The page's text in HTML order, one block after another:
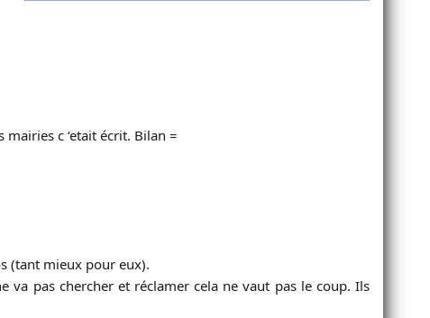
c ‘etait écrit. Bilan =
(tant mieux pour eux).
va pas chercher et réclamer cela ne vaut pas le coup. Ils